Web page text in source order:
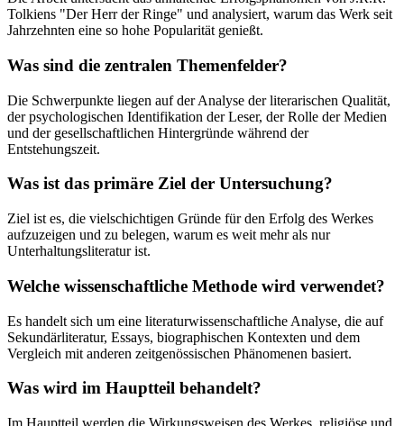
Tolkiens "Der Herr der Ringe" und analysiert, warum das Werk seit
Jahrzehnten eine so hohe Popularität genießt.
Was sind die zentralen Themenfelder?
Die Schwerpunkte liegen auf der Analyse der literarischen Qualität,
der psychologischen Identifikation der Leser, der Rolle der Medien
und der gesellschaftlichen Hintergründe während der
Entstehungszeit.
Was ist das primäre Ziel der Untersuchung?
Ziel ist es, die vielschichtigen Gründe für den Erfolg des Werkes
aufzuzeigen und zu belegen, warum es weit mehr als nur
Unterhaltungsliteratur ist.
Welche wissenschaftliche Methode wird verwendet?
Es handelt sich um eine literaturwissenschaftliche Analyse, die auf
Sekundärliteratur, Essays, biographischen Kontexten und dem
Vergleich mit anderen zeitgenössischen Phänomenen basiert.
Was wird im Hauptteil behandelt?
Im Hauptteil werden die Wirkungsweisen des Werkes, religiöse und